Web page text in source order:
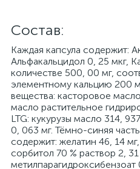
Cостав:
Каждая капсула содержит:
Альфакальцидол 0, 25 мкг,
количестве 500, 00 мг,
элементному кальцию 200
вещества: касторовое
масло растительное
LTG: кукурузы масло 314,
0, 063 мг. Тёмно-синяя
содержит: желатин 46, 14
сорбитол 70 % раствор 2, 31
метилпарагидроксибензоат